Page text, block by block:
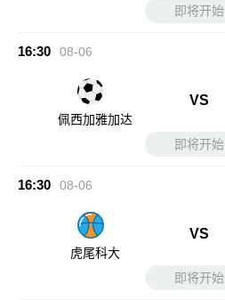
即将开始
16:30 08-06
佩西加雅加达
VS
即将开始
16:30 08-06
虎尾科大
VS
即将开始